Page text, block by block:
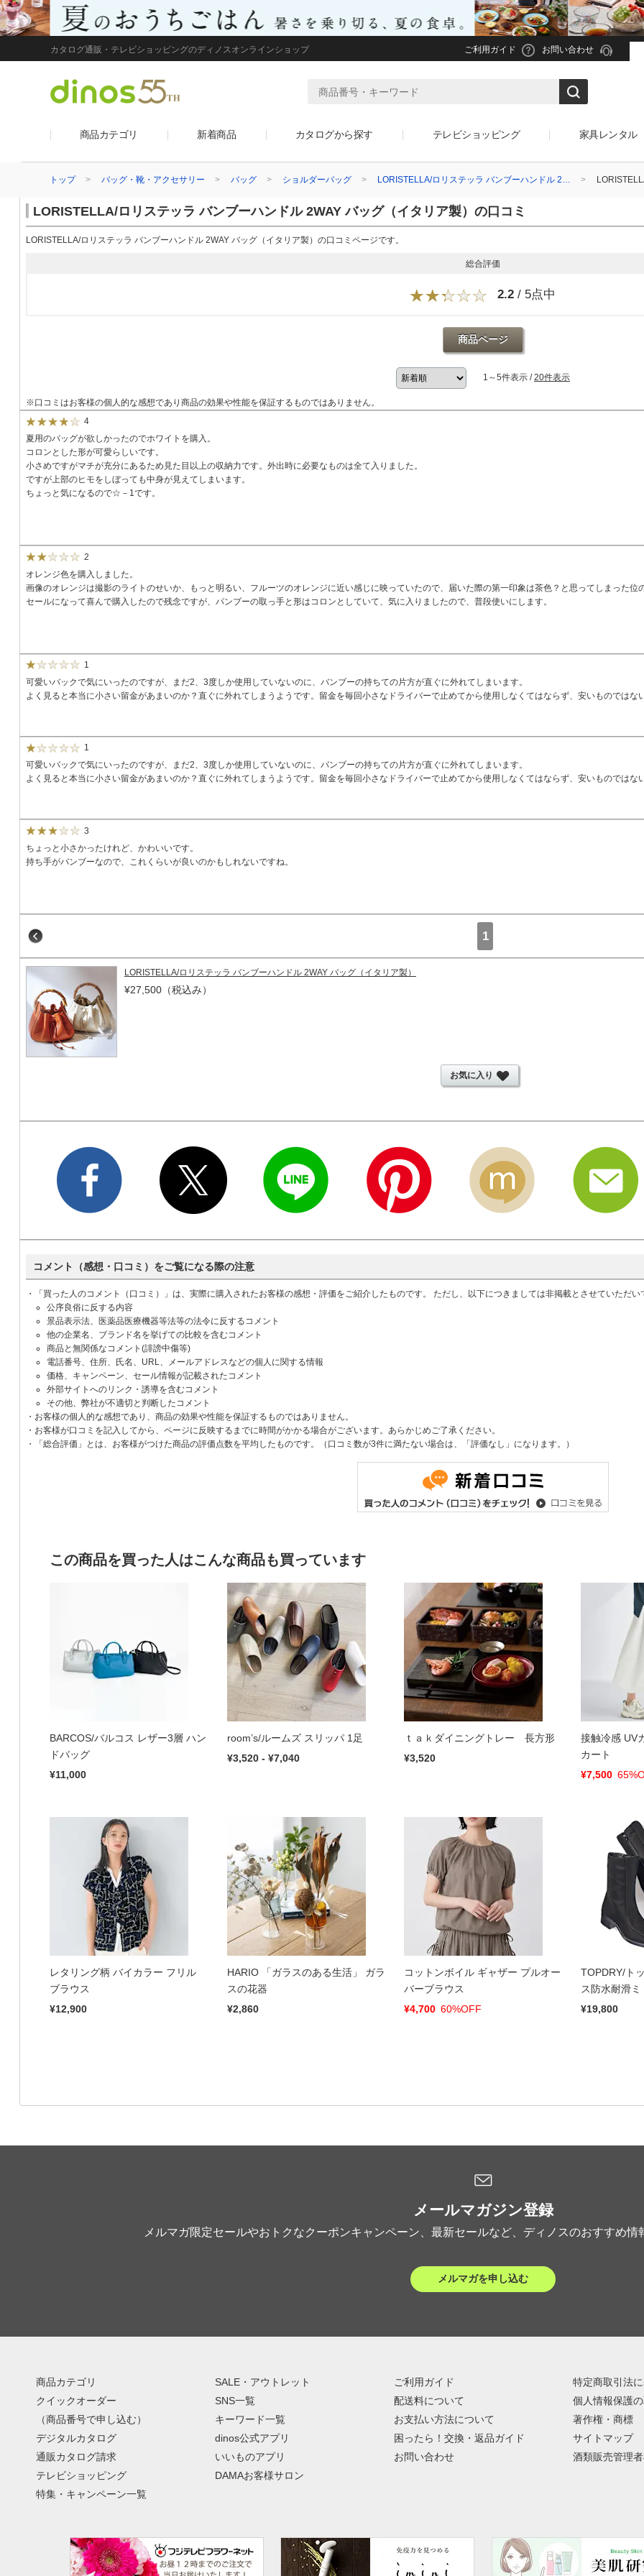
カタログ通販・テレビショッピングのディノスオンラインショップ ご利用ガイド お問い合わせ
商品カテゴリ 新着商品 カタログから探す テレビショッピング 家具レンタル
トップ バッグ・靴・アクセサリー バッグ ショルダーバッグ LORISTELLA/ロリステッラ バンブーハンドル 2…
LORISTELLA/ロリステッラ バンブーハンドル 2WAY バッグ（イタリア製）の口コミ
LORISTELLA/ロリステッラ バンブーハンドル 2WAY バッグ（イタリア製）の口コミページです。
総合評価
2.2 / 5点中
商品ページ
1～5件表示 /20件表示
※口コミはお客様の個人的な感想であり商品の効果や性能を保証するものではありません。
4
夏用のバッグが欲しかったのでホワイトを購入。
コロンとした形が可愛らしいです。
小さめですがマチが充分にあるため見た目以上の収納力です。外出時に必要なものは全て入りました。
ですが上部のヒモをしぼっても中身が見えてしまいます。
ちょっと気になるので☆－1です。
2
オレンジ色を購入しました。
画像のオレンジは撮影のライトのせいか、もっと明るい、フルーツのオレンジに近い感じに映っていたので、届いた際の第一印象は茶色？と思ってしまった位
セールになって喜んで購入したので残念ですが、パンブーの取っ手と形はコロンとしていて、気に入りましたので、普段使いにします。
1
可愛いバックで気にいったのですが、まだ2、3度しか使用していないのに、バンブーの持ちての片方が直ぐに外れてしまいます。
よく見ると本当に小さい留金があまいのか？直ぐに外れてしまうようです。留金を毎回小さなドライバーで止めてから使用しなくてはならず、安いものではな
1
可愛いバックで気にいったのですが、まだ2、3度しか使用していないのに、バンブーの持ちての片方が直ぐに外れてしまいます。
よく見ると本当に小さい留金があまいのか？直ぐに外れてしまうようです。留金を毎回小さなドライバーで止めてから使用しなくてはならず、安いものではな
3
ちょっと小さかったけれど、かわいいです。
持ち手がバンブーなので、これくらいが良いのかもしれないですね。
1
LORISTELLA/ロリステッラ バンブーハンドル 2WAY バッグ（イタリア製）
¥27,500（税込み）
お気に入り
コメント（感想・口コミ）をご覧になる際の注意
・「買った人のコメント（口コミ）」は、実際に購入されたお客様の感想・評価をご紹介したものです。 ただし、以下につきましては非掲載とさせていただ
公序良俗に反する内容
景品表示法、医薬品医療機器等法等の法令に反するコメント
他の企業名、ブランド名を挙げての比較を含むコメント
商品と無関係なコメント(誹謗中傷等)
電話番号、住所、氏名、URL、メールアドレスなどの個人に関する情報
価格、キャンペーン、セール情報が記載されたコメント
外部サイトへのリンク・誘導を含むコメント
その他、弊社が不適切と判断したコメント
・お客様の個人的な感想であり、商品の効果や性能を保証するものではありません。
・お客様が口コミを記入してから、ページに反映するまでに時間がかかる場合がございます。あらかじめご了承ください。
・「総合評価」とは、お客様がつけた商品の評価点数を平均したものです。（口コミ数が3件に満たない場合は、「評価なし」になります。）
この商品を買った人はこんな商品も買っています
BARCOS/バルコス レザー3層 ハン
ドバッグ
¥11,000
room’s/ルームズ スリッパ 1足
¥3,520 - ¥7,040
ｔａｋダイニングトレー 長方形
¥3,520
接触冷感 UV
カート
¥7,500
レタリング柄 バイカラー フリル
ブラウス
¥12,900
HARIO 「ガラスのある生活」 ガラ
スの花器
¥2,860
コットンボイル ギャザー プルオー
バーブラウス
¥4,700 60%OFF
TOPDRY/ト
ス防水耐滑
製）
¥19,800
メールマガジン登録
メルマガ限定セールやおトクなクーポンキャンペーン、最新セールなど、ディノスのおすすめ情
メルマガを申し込む
商品カテゴリ
クイックオーダー
（商品番号で申し込む）
デジタルカタログ
通販カタログ請求
テレビショッピング
特集・キャンペーン一覧
SALE・アウトレット
SNS一覧
キーワード一覧
dinos公式アプリ
いいものアプリ
DAMAお客様サロン
ご利用ガイド
配送料について
お支払い方法について
困ったら！交換・返品ガイド
お問い合わせ
特定商取引法
個人情報保護
著作権・商標
サイトマップ
酒類販売管理